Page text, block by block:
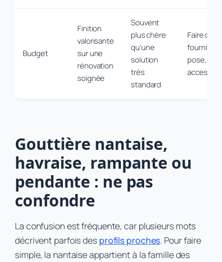
Budget
Finition
valorisante
sur une
rénovation
soignée
Souvent
plus chère
qu’une
solution
très
standard
Faire
pose,
Gouttière nantaise,
havraise, rampante ou
pendante : ne pas
confondre
La confusion est fréquente, car plusieurs mots
décrivent parfois des profils proches. Pour faire
simple, la nantaise appartient à la famille des